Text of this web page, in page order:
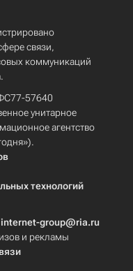
связи,
коммуникаций
57640
унитарное
агентство
технологий
internet-group@ria.ru
и рекламы